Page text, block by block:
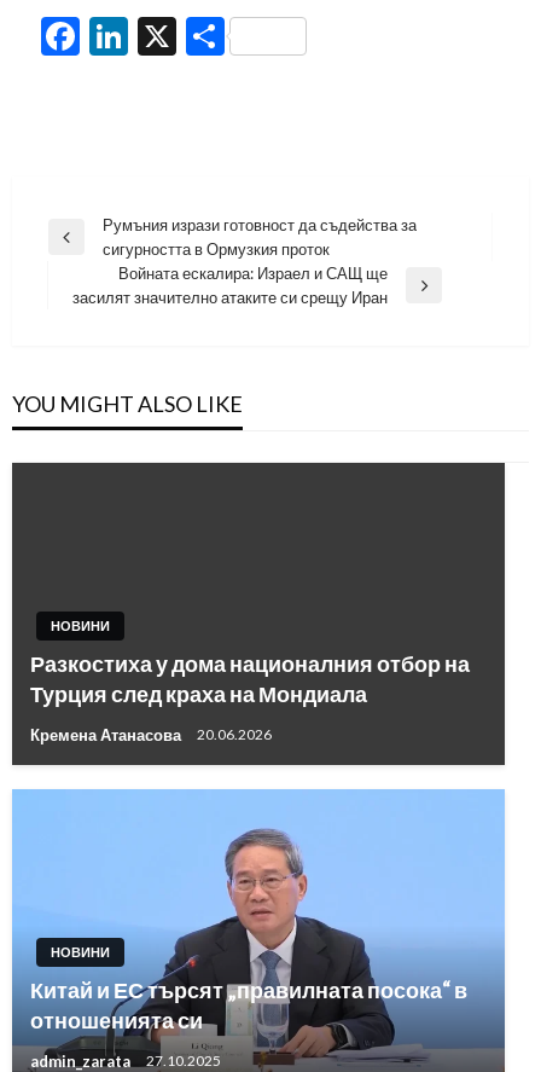
Facebook
LinkedIn
X Share
Навигация
Previous
Румъния изрази готовност да съдейства за
сигурността в Ормузкия проток
Next
Войната ескалира: Израел и САЩ ще
засилят значително атаките си срещу Иран
YOU MIGHT ALSO LIKE
НОВИНИ
Разкостиха у дома националния отбор на
Турция след краха на Мондиала
Кремена Атанасова 20.06.2026
НОВИНИ
Китай и ЕС търсят „правилната посока“ в
отношенията си
admin_zarata 27.10.2025